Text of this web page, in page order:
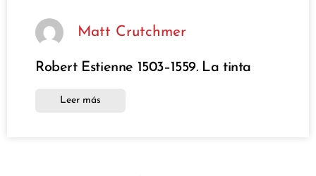
Matt Crutchmer
Robert Estienne 1503–1559. La tinta
Leer más